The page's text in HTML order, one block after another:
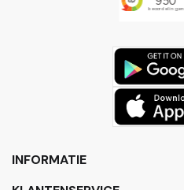
INFORMATIE